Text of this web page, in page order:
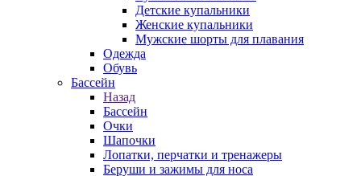
Детские купальники
Женские купальники
Мужские шорты для плавания
Одежда
Обувь
Бассейн
Назад
Бассейн
Очки
Шапочки
Лопатки, перчатки и тренажеры
Беруши и зажимы для носа